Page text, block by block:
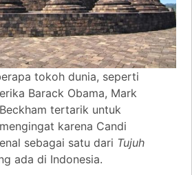
tokoh dunia, seperti
Barack Obama, Mark
tertarik untuk
karena Candi
sebagai satu dari Tujuh
ada di Indonesia.